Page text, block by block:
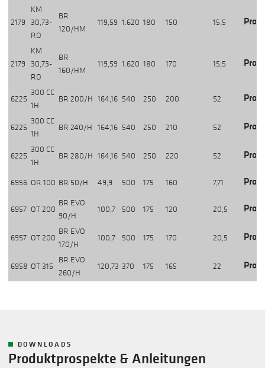
2179
KM
30,73-
RO
BR
120/HM
119,59 1.620 180 150 15,5
2179
KM
30,73-
RO
BR
160/HM
119,59 1.620 180 170 15,5
6225
300 CC
1H
BR 200/H 164,16 540 250 200 52
6225
300 CC
1H
BR 240/H 164,16 540 250 210 52
6225
300 CC
1H
BR 280/H 164,16 540 250 220 52
6956 OR 100 BR 50/H 49,9 500 175 160 7,71
6957 OT 200
BR EVO
90/H
100,7 500 175 120 20,5
6957 OT 200
BR EVO
170/H
100,7 500 175 170 20,5
6958 OT 315
BR EVO
260/H
120,73 370 175 165 22
DOWNLOADS
Produktprospekte & Anleitungen